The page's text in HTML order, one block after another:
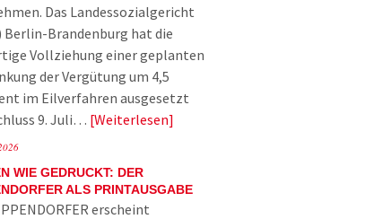
Das Landessozialgericht
Berlin-Brandenburg hat die
Vollziehung einer geplanten
der Vergütung um 4,5
im Eilverfahren ausgesetzt
9. Juli… Weiterlesen
WIE GEDRUCKT: DER
ALS PRINTAUSGABE
erscheint